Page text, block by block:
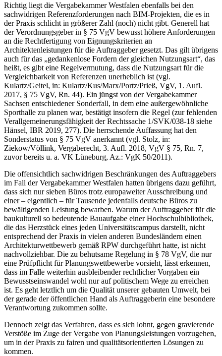
Richtig liegt die Vergabekammer Westfalen ebenfalls bei den
sachwidrigen Referenzforderungen nach BIM-Projekten, die es in
der Praxis schlicht in größerer Zahl (noch) nicht gibt. Generell hat
der Verordnungsgeber in § 75 VgV bewusst höhere Anforderungen
an die Rechtfertigung von Eignungskriterien an
Architektenleistungen für die Auftraggeber gesetzt. Das gilt übrigens
auch für das „gedankenlose Fordern der gleichen Nutzungsart“, das
heißt, es gibt eine Regelvermutung, dass die Nutzungsart für die
Vergleichbarkeit von Referenzen unerheblich ist (vgl.
Kulartz/Geitel, in: Kulartz/Kus/Marx/Portz/Prieß, VgV, 1. Aufl.
2017, § 75 VgV, Rn. 44). Ein jüngst von der Vergabekammer
Sachsen entschiedener Sonderfall, in dem eine außergewöhnliche
Sporthalle zu planen war, bestätigt insofern die Regel (zur fehlenden
Verallgemeinerungsfähigkeit der Rechtssache 1/SVK/038-18 siehe
Hänsel, IBR 2019, 277). Die herrschende Auffassung hat den
Sonderstatus von § 75 VgV anerkannt (vgl. Stolz, in:
Ziekow/Völlink, Vergaberecht, 3. Aufl. 2018, VgV § 75, Rn. 7,
zuvor bereits u. a. VK Lüneburg, Az.: VgK 50/2011).
Die offensichtlich sachwidrigen Beschränkungen des Auftraggebers
im Fall der Vergabekammer Westfalen hatten übrigens dazu geführt,
dass sich nur sieben Büros trotz europaweiter Ausschreibung und
einer – eigentlich – für Tausende jedenfalls deutsche Büros zu
bewältigenden Leistung bewarben. Warum der Auftraggeber für die
baukulturell so bedeutende Bauaufgabe einer Hochschulbibliothek,
die das Herzstück eines jeden Universitätscampus darstellt, nicht
entsprechend der Praxis in vielen anderen Bundesländern einen
Architekturwettbewerb gemäß RPW durchgeführt hatte, ist nicht
nachvollziehbar. Die zu behutsame Regelung in § 78 VgV, die nur
eine Prüfpflicht für Planungswettbewerbe vorsieht, lässt erkennen,
dass im Falle weiterhin ausbleibender rechtlicher Vorgaben ein
Bewusstseinswandel wohl nur auf politischem Wege zu erreichen
ist. Es geht letztlich um die Qualität unserer gebauten Umwelt, bei
der gerade der öffentlichen Hand als Auftraggeberin eine besondere
Verantwortung zukommen sollte.
Dennoch zeigt das Verfahren, dass es sich lohnt, gegen gravierende
Verstöße im Zuge der Vergabe von Planungsleistungen vorzugehen,
um in der Praxis zu fairen und qualitätsorientierten Lösungen zu
kommen.